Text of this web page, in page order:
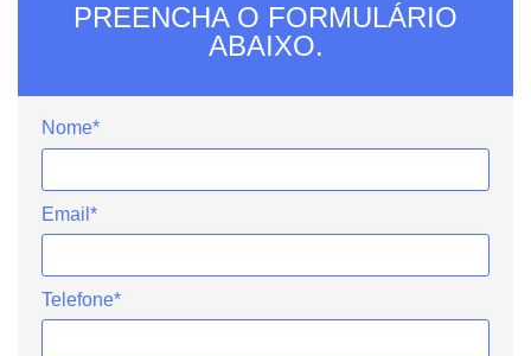
PREENCHA O FORMULÁRIO
ABAIXO.
Nome*
Email*
Telefone*